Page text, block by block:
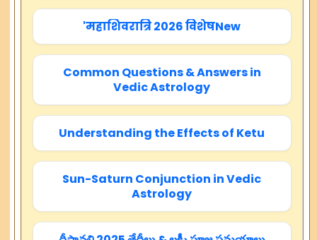
'महाशिवरात्रि 2026 विशेषNew
Common Questions & Answers in
Vedic Astrology
Understanding the Effects of Ketu
Sun-Saturn Conjunction in Vedic
Astrology